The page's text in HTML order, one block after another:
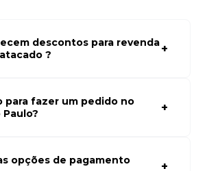
descontos para revenda
?
e compre com os melhores preços
de negócio
para fazer um pedido no
siga as instruções para finalizar a
opções de pagamento